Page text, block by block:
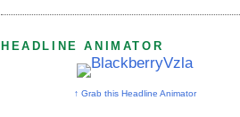
HEADLINE ANIMATOR
↑ Grab this Headline Animator